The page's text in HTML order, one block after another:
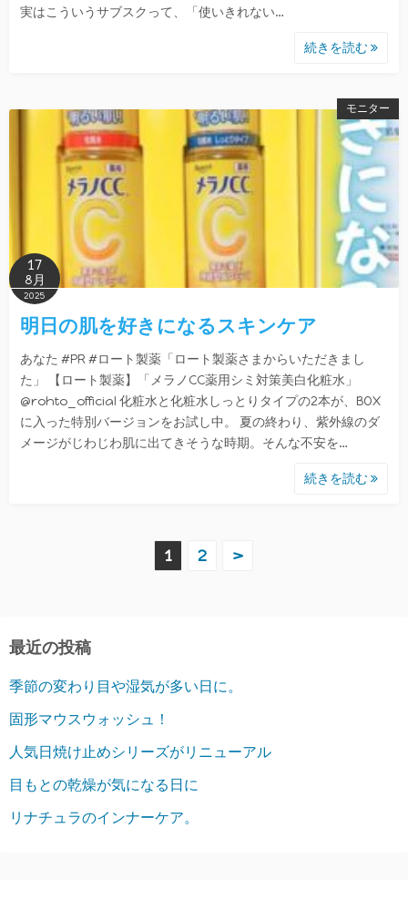
実はこういうサブスクって、「使いきれない…
続きを読む
モニター
17
8月
2025
明日の肌を好きになるスキンケア
あなた #PR #ロート製薬「ロート製薬さまからいただきまし
た」 【ロート製薬】「メラノCC薬用シミ対策美白化粧水」
@rohto_official 化粧水と化粧水しっとりタイプの2本が、BOX
に入った特別バージョンをお試し中。 夏の終わり、紫外線のダ
メージがじわじわ肌に出てきそうな時期。そんな不安を…
続きを読む
ペ
ー
ジ
り
1 2 >
最近の投稿
季節の変わり目や湿気が多い日に。
固形マウスウォッシュ！
人気日焼け止めシリーズがリニューアル
目もとの乾燥が気になる日に
リナチュラのインナーケア。